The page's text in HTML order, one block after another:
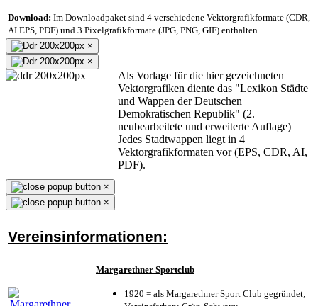
Download: Im Downloadpaket sind 4 verschiedene Vektorgrafikformate (CDR,
AI EPS, PDF) und 3 Pixelgrafikformate (JPG, PNG, GIF) enthalten.
×
×
Als Vorlage für die hier gezeichneten
Vektorgrafiken diente das "Lexikon Städte
und Wappen der Deutschen
Demokratischen Republik" (2.
neubearbeitete und erweiterte Auflage)
Jedes Stadtwappen liegt in 4
Vektorgrafikformaten vor (EPS, CDR, AI,
PDF).
×
×
Vereinsinformationen:
Margarethner Sportclub
1920 = als Margarethner Sport Club gegründet;